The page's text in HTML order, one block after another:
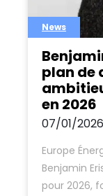
plan de
en 2026
News
07/01/
Europe
Benjamin
pour 2026,